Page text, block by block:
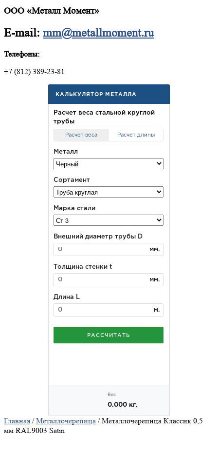
ООО «Металл Момент»
E-mail: mm@metallmoment.ru
Телефоны:
+7 (812) 389-23-81
Главная /Металлочерепица / Металлочерепица Классик 0,5
мм RAL9003 Satin